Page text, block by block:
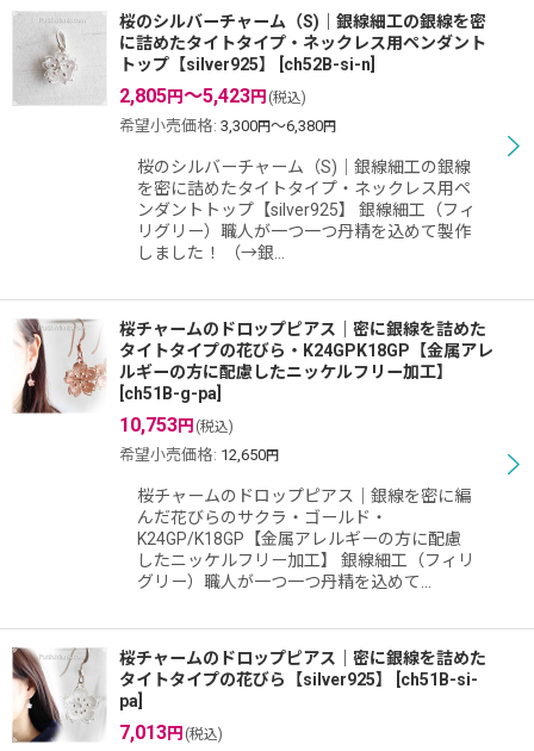
桜のシルバーチャーム（S)｜銀線細工の銀線を密
に詰めたタイトタイプ・ネックレス用ペンダント
トップ【silver925】
ch52B-si-n
2,805円～5,423円 (税込)
希望小売価格: 3,300円～6,380円
桜のシルバーチャーム（S)｜銀線細工の銀線
を密に詰めたタイトタイプ・ネックレス用ペ
ンダントトップ【silver925】 銀線細工（フィ
リグリー）職人が一つ一つ丹精を込めて製作
しました！ （→銀…
桜チャームのドロップピアス｜密に銀線を詰めた
タイトタイプの花びら・K24GPK18GP【金属アレ
ルギーの方に配慮したニッケルフリー加工】
ch51B-g-pa
10,753円 (税込)
希望小売価格: 12,650円
桜チャームのドロップピアス｜銀線を密に編
んだ花びらのサクラ・ゴールド・
K24GP/K18GP【金属アレルギーの方に配慮
したニッケルフリー加工】 銀線細工（フィリ
グリー）職人が一つ一つ丹精を込めて…
桜チャームのドロップピアス｜密に銀線を詰めた
タイトタイプの花びら【silver925】
ch51B-si-
pa
7,013円 (税込)